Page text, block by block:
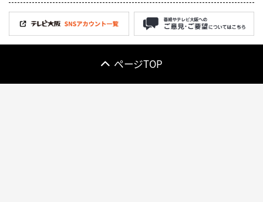
ページTOP